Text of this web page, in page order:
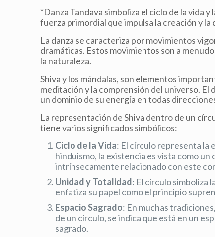
*Danza Tandava simboliza el ciclo de la vida
fuerza primordial que impulsa la creación y
La danza se caracteriza por movimientos
dramáticas. Estos movimientos son a
la naturaleza.
Shiva y los mándalas, son elementos
meditación y la comprensión del universo.
un dominio de su energía en todas
La representación de Shiva dentro de un
tiene varios significados simbólicos:
Ciclo de la Vida: El círculo representa la
hinduismo, la existencia es vista como
intrínsecamente relacionado con este
Unidad y Totalidad: El círculo simboliza
enfatiza su papel como el principio
Espacio Sagrado: En muchas
de un círculo, se indica que está en un
sagrado.